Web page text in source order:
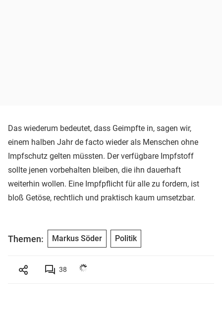
Das wiederum bedeutet, dass Geimpfte in, sagen wir,
einem halben Jahr de facto wieder als Menschen ohne
Impfschutz gelten müssten. Der verfügbare Impfstoff
sollte jenen vorbehalten bleiben, die ihn dauerhaft
weiterhin wollen. Eine Impfpflicht für alle zu fordern, ist
bloß Getöse, rechtlich und praktisch kaum umsetzbar.
Themen: Markus Söder Politik
38